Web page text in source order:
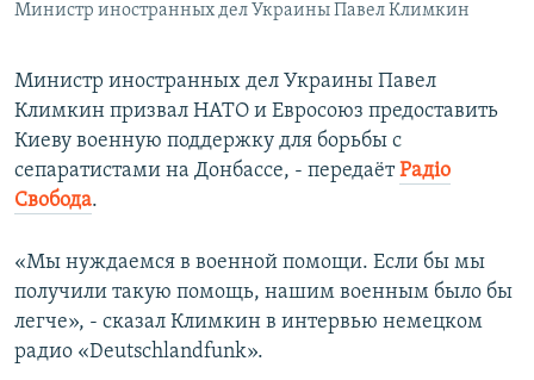
УКРАИНСКАЯ ПРОБЛЕМА КРЫМА
Министр иностранных дел Украины Павел Климкин
Министр иностранных дел Украины Павел
Климкин призвал НАТО и Евросоюз предоставить
Киеву военную поддержку для борьбы с
сепаратистами на Донбассе, - передаётРадіо
Свобода.
«Мы нуждаемся в военной помощи. Если бы мы
получили такую помощь, нашим военным было бы
легче», - сказал Климкин в интервью немецком
радио «Deutschlandfunk».